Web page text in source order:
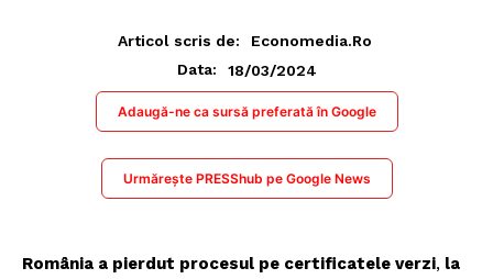
Articol scris de:
Economedia.ro
Data:
18/03/2024
Adaugă-ne ca sursă preferată în Google
Urmărește PRESShub pe Google News
România a pierdut procesul pe certificatele verzi, la